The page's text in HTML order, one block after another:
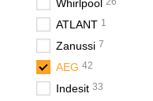
Whirlpool
ATLANT 1
Zanussi 7
AEG 42
Indesit 33